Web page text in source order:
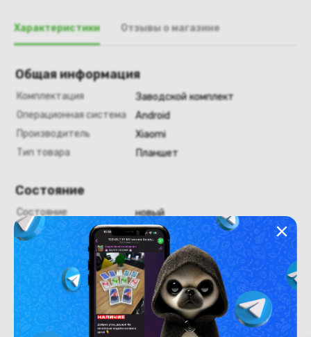
Характеристики Отзывы о магазине
Общая информация
Комплектация
Заводской комплект
Операционная система
Android
Производитель
Xiaomi
Тип товара
Планшет
Состояние
Состояние новый
Похожие товары